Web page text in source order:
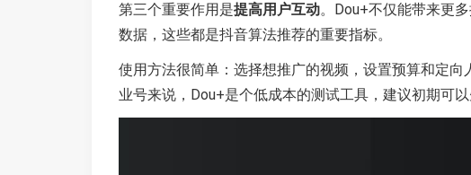
第三个重要作用是提高用户互动。Dou+不仅能带来更
数据，这些都是抖音算法推荐的重要指标。
使用方法很简单：选择想推广的视频，设置预算和定
业号来说，Dou+是个低成本的测试工具，建议初期可以